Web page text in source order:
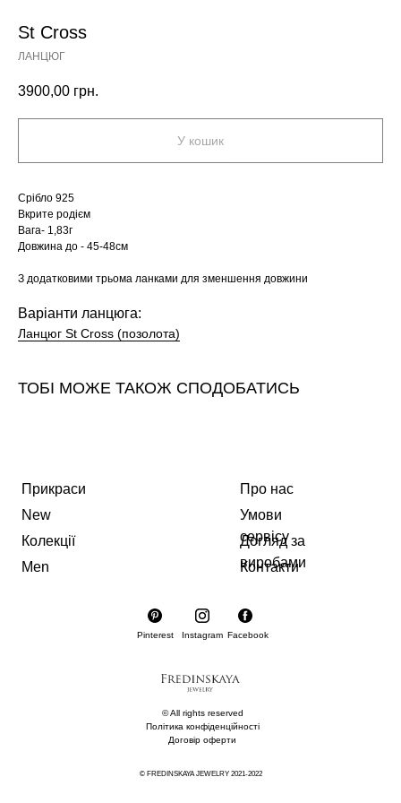
St Cross
ЛАНЦЮГ
3900,00 грн.
У кошик
Срібло 925
Вкрите родієм
Вага- 1,83г
Довжина до - 45-48см
З додатковими трьома ланками для зменшення довжини
Варіанти ланцюга:
Ланцюг St Cross (позолота)
ТОБІ МОЖЕ ТАКОЖ СПОДОБАТИСЬ
Pinterest Instagram
Прикраси
New
Колекції
Men
Про нас
Умови
сервісу
Догляд за
виробами
© All rights reserved
Політика конфіденційності
Договір оферти
© FREDINSKAYA JEWELRY 2021-2022
Facebook
Контакти